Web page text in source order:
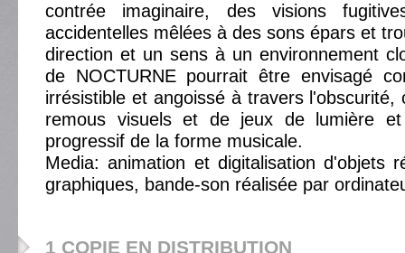
contrée imaginaire, des visions
accidentelles mêlées à des sons épars et
direction et un sens à un environnement
de NOCTURNE pourrait être envisagé
irrésistible et angoissé à travers l'obscurité,
remous visuels et de jeux de lumière et
progressif de la forme musicale.
Media: animation et digitalisation d'objets
graphiques, bande-son réalisée par
1 COPIE EN DISTRIBUTION